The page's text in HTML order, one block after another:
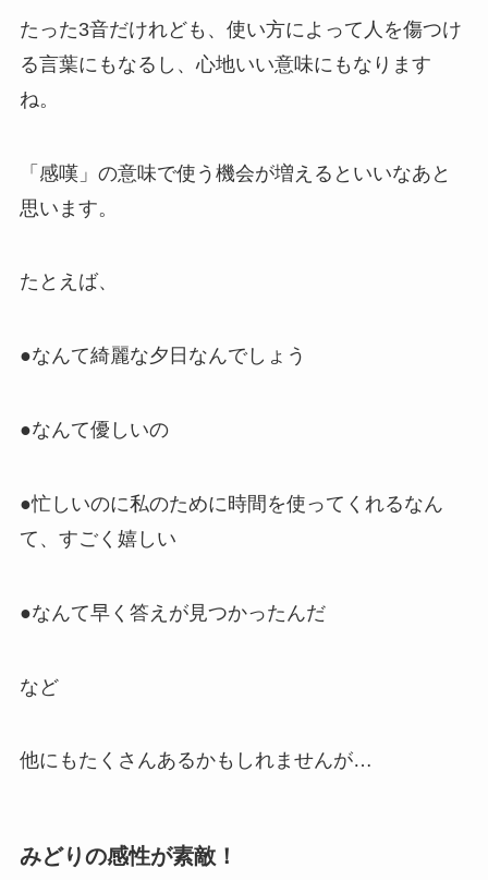
たった3音だけれども、使い方によって人を傷つけ
る言葉にもなるし、心地いい意味にもなります
ね。
「感嘆」の意味で使う機会が増えるといいなあと
思います。
たとえば、
●なんて綺麗な夕日なんでしょう
●なんて優しいの
●忙しいのに私のために時間を使ってくれるなん
て、すごく嬉しい
●なんて早く答えが見つかったんだ
など
他にもたくさんあるかもしれませんが…
みどりの感性が素敵！